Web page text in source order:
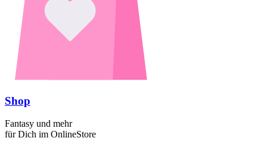
Shop
Fantasy und mehr
für Dich im OnlineStore